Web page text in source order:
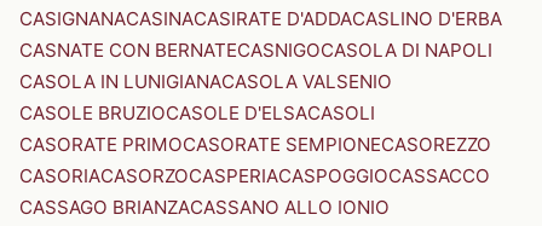
CASIGNANACASINACASIRATE D'ADDACASLINO D'ERBA
CASNATE CON BERNATECASNIGOCASOLA DI NAPOLI
CASOLA IN LUNIGIANACASOLA VALSENIO
CASOLE BRUZIOCASOLE D'ELSACASOLI
CASORATE PRIMOCASORATE SEMPIONECASOREZZO
CASORIACASORZOCASPERIACASPOGGIOCASSACCO
CASSAGO BRIANZACASSANO ALLO IONIO